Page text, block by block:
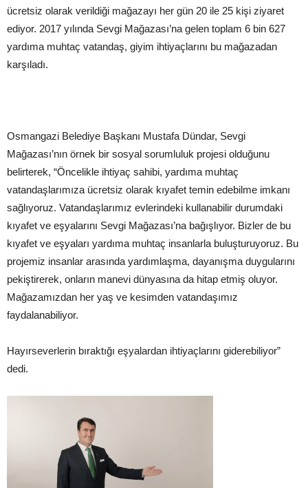
ücretsiz olarak verildiği mağazayı her gün 20 ile 25 kişi ziyaret
ediyor. 2017 yılında Sevgi Mağazası’na gelen toplam 6 bin 627
yardıma muhtaç vatandaş, giyim ihtiyaçlarını bu mağazadan
karşıladı.
Osmangazi Belediye Başkanı Mustafa Dündar, Sevgi
Mağazası’nın örnek bir sosyal sorumluluk projesi olduğunu
belirterek, “Öncelikle ihtiyaç sahibi, yardıma muhtaç
vatandaşlarımıza ücretsiz olarak kıyafet temin edebilme imkanı
sağlıyoruz. Vatandaşlarımız evlerindeki kullanabilir durumdaki
kıyafet ve eşyalarını Sevgi Mağazası’na bağışlıyor. Bizler de bu
kıyafet ve eşyaları yardıma muhtaç insanlarla buluşturuyoruz. Bu
projemiz insanlar arasında yardımlaşma, dayanışma duygularını
pekiştirerek, onların manevi dünyasına da hitap etmiş oluyor.
Mağazamızdan her yaş ve kesimden vatandaşımız
faydalanabiliyor.
Hayırseverlerin bıraktığı eşyalardan ihtiyaçlarını giderebiliyor”
dedi.